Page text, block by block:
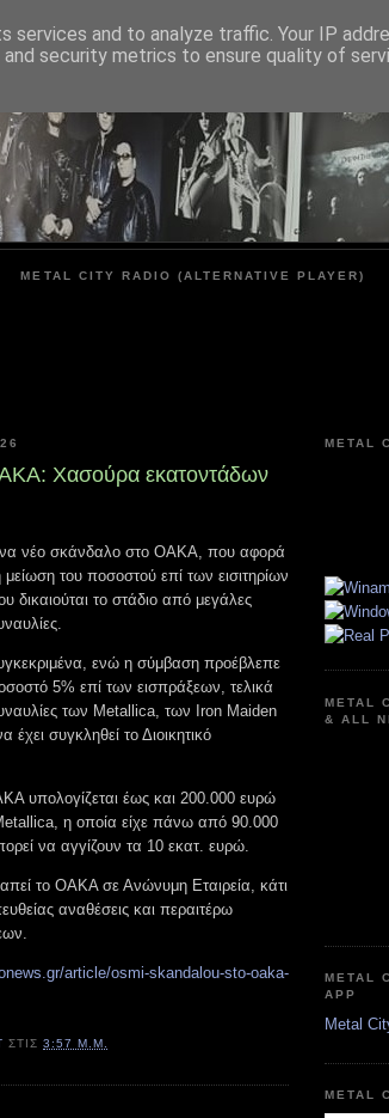
METAL CITY
METAL CITY RADIO (ALTERNATIVE PLAYER)
Χασούρα εκατοντάδων
νέο σκάνδαλο στο ΟΑΚΑ, που αφορά
μείωση του ποσοστού επί των εισιτηρίων
δικαιούται το στάδιο από μεγάλες
ενώ η σύμβαση προέβλεπε
5% επί των εισπράξεων, τελικά
των Metallica, των Iron Maiden
συγκληθεί το Διοικητικό
υπολογίζεται έως και 200.000 ευρώ
η οποία είχε πάνω από 90.000
να αγγίζουν τα 10 εκατ. ευρώ.
το ΟΑΚΑ σε Ανώνυμη Εταιρεία, κάτι
αναθέσεις και περαιτέρω
article/osmi-skandalou-sto-oaka-
ΣΤΙΣ3:57 Μ.Μ.
METAL
METAL
& ALL
METAL
APP
Metal
METAL
and to analyze traffic. Your IP
security metrics to ensure quality of